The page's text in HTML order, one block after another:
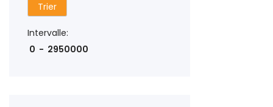
Trier
Intervalle: